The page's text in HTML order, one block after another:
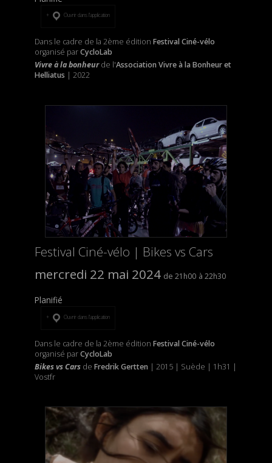
Ouvrir dans l’application
Dans le cadre de la 2ème édition Festival Ciné-vélo
organisé parCycloLab
Vivre à la bonheurde l'Association Vivre à la Bonheur et
Helliatus | 2022
Festival Ciné-vélo | Bikes vs Cars
mercredi 22 mai 2024
21h00 22h30
Planifié
Ouvrir dans l’application
Dans le cadre de la 2ème édition Festival Ciné-vélo
organisé parCycloLab
Bikes vs Carsde Fredrik Gertten | 2015 | Suède | 1h31 |
Vostfr